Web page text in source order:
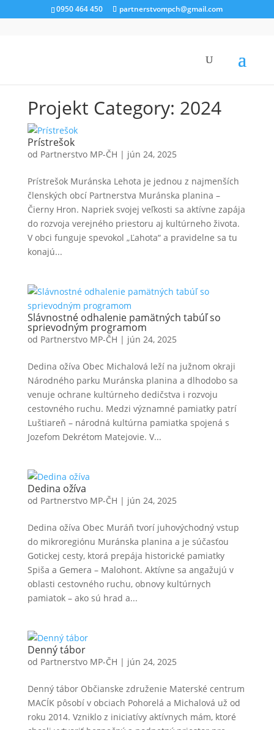
0950 464 450 partnerstvompch@gmail.com
PODPORENÉ PROJEKTY 2024
Projekt Category: 2024
Prístrešok
od Partnerstvo MP-ČH | jún 24, 2025
Prístrešok Muránska Lehota je jednou z najmenších
členských obcí Partnerstva Muránska planina –
Čierny Hron. Napriek svojej veľkosti sa aktívne zapája
do rozvoja verejného priestoru aj kultúrneho života.
V obci funguje spevokol „Ľahota“ a pravidelne sa tu
konajú...
Slávnostné odhalenie pamätných tabúľ so
sprievodným programom
od Partnerstvo MP-ČH | jún 24, 2025
Dedina ožíva Obec Michalová leží na južnom okraji
Národného parku Muránska planina a dlhodobo sa
venuje ochrane kultúrneho dedičstva i rozvoju
cestovného ruchu. Medzi významné pamiatky patrí
Luštiareň – národná kultúrna pamiatka spojená s
Jozefom Dekrétom Matejovie. V...
Dedina ožíva
od Partnerstvo MP-ČH | jún 24, 2025
Dedina ožíva Obec Muráň tvorí juhovýchodný vstup
do mikroregiónu Muránska planina a je súčasťou
Gotickej cesty, ktorá prepája historické pamiatky
Spiša a Gemera – Malohont. Aktívne sa angažujú v
oblasti cestovného ruchu, obnovy kultúrnych
pamiatok – ako sú hrad a...
Denný tábor
od Partnerstvo MP-ČH | jún 24, 2025
Denný tábor Občianske združenie Materské centrum
MACÍK pôsobí v obciach Pohorelá a Michalová už od
roku 2014. Vzniklo z iniciatívy aktívnych mám, ktoré